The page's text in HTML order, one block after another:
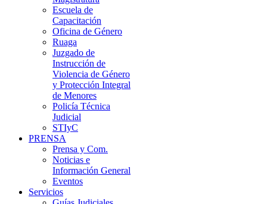
Escuela de
Capacitación
Oficina de Género
Ruaga
Juzgado de
Instrucción de
Violencia de Género
y Protección Integral
de Menores
Policía Técnica
Judicial
STIyC
PRENSA
Prensa y Com.
Noticias e
Información General
Eventos
Servicios